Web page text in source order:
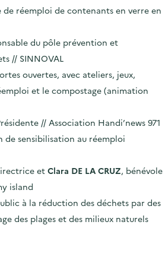
réemploi de contenants en verre en
du pôle prévention et
// SINNOVAL
ouvertes, avec ateliers, jeux,
et le compostage (animation
// Association Handi’news 971
de sensibilisation au réemploi
etClara DE LA CRUZ, bénévole
island
à la réduction des déchets par des
des plages et des milieux naturels